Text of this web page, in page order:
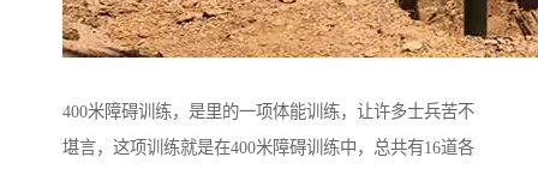
400米障碍训练，是里的一项体能训练，让许多士兵苦不
堪言，这项训练就是在400米障碍训练中，总共有16道各